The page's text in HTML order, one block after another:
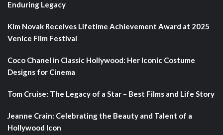
Enduring Legacy
Kim Novak Receives Lifetime Achievement Award at 2025
Venice Film Festival
Coco Chanel in Classic Hollywood: Her Iconic Costume
Designs for Cinema
Tom Cruise: The Legacy of a Star – Best Films and Life Story
Jeanne Crain: Celebrating the Beauty and Talent of a
Hollywood Icon